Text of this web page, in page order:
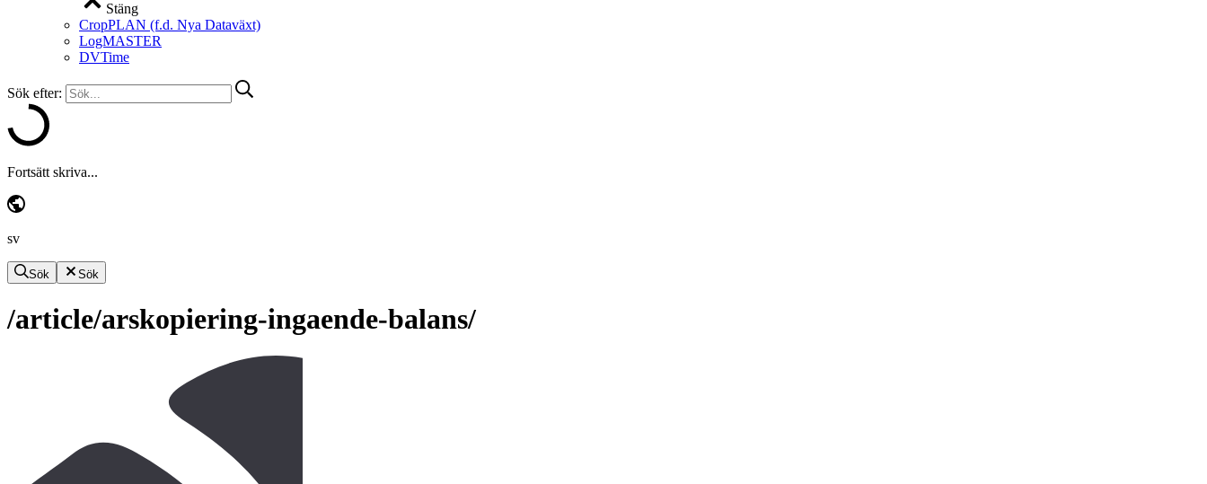
Stäng
CropPLAN (f.d. Nya Dataväxt)
LogMASTER
DVTime
Sök efter:
Fortsätt skriva...
sv
Sök Sök
/article/arskopiering-ingaende-balans/